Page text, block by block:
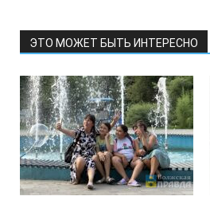
ЭТО МОЖЕТ БЫТЬ ИНТЕРЕСНО